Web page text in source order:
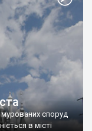
споруд
в місті